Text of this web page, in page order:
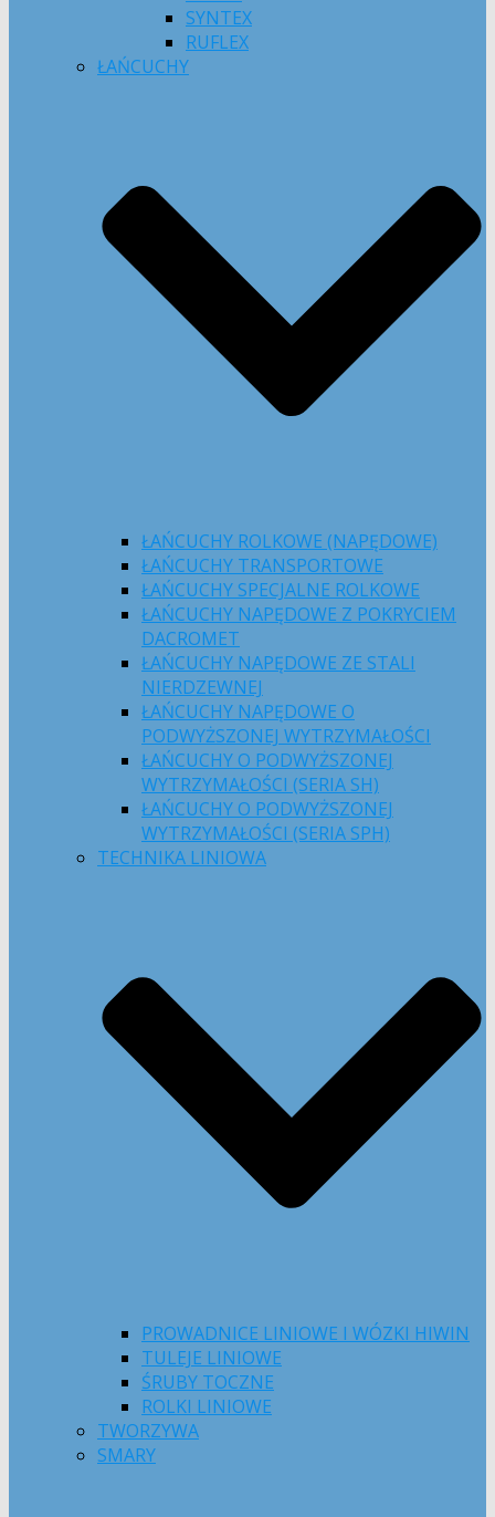
SYNTEX
RUFLEX
ŁAŃCUCHY
ŁAŃCUCHY ROLKOWE (NAPĘDOWE)
ŁAŃCUCHY TRANSPORTOWE
ŁAŃCUCHY SPECJALNE ROLKOWE
ŁAŃCUCHY NAPĘDOWE Z POKRYCIEM
DACROMET
ŁAŃCUCHY NAPĘDOWE ZE STALI
NIERDZEWNEJ
ŁAŃCUCHY NAPĘDOWE O
PODWYŻSZONEJ WYTRZYMAŁOŚCI
ŁAŃCUCHY O PODWYŻSZONEJ
WYTRZYMAŁOŚCI (SERIA SH)
ŁAŃCUCHY O PODWYŻSZONEJ
WYTRZYMAŁOŚCI (SERIA SPH)
TECHNIKA LINIOWA
PROWADNICE LINIOWE I WÓZKI HIWIN
TULEJE LINIOWE
ŚRUBY TOCZNE
ROLKI LINIOWE
TWORZYWA
SMARY